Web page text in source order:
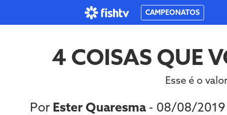
CAMPEONATOS
4 COISAS QUE
Esse é o
Por Ester Quaresma- 08/08/2019